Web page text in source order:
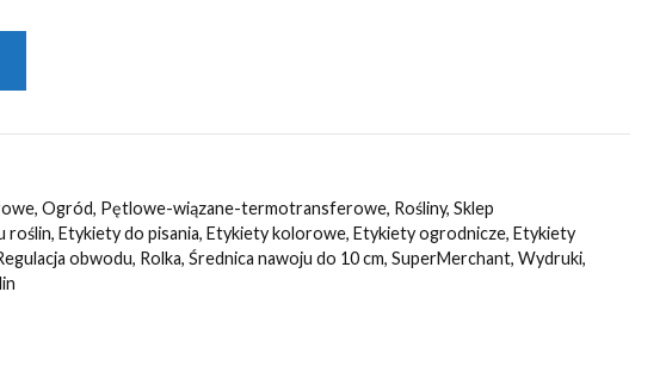
, Ogród, Pętlowe-wiązane-termotransferowe, Rośliny, Sklep
roślin, Etykiety do pisania, Etykiety kolorowe, Etykiety ogrodnicze, Etykiety
obwodu, Rolka, Średnica nawoju do 10 cm, SuperMerchant, Wydruki,